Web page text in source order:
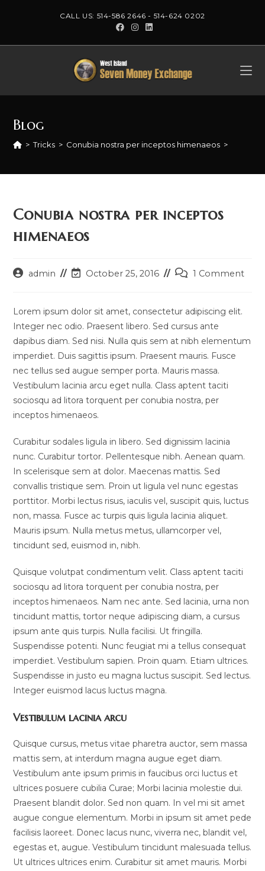
CALL US: 514-586 2646 - 514-624 0202
Blog
> Tricks > Conubia nostra per inceptos himenaeos >
Conubia nostra per inceptos
himenaeos
Postadmin
PostOctober 25, 2016
Post1 Comment
Lorem ipsum dolor sit amet, consectetur adipiscing elit.
Integer nec odio. Praesent libero. Sed cursus ante
dapibus diam. Sed nisi. Nulla quis sem at nibh elementum
imperdiet. Duis sagittis ipsum. Praesent mauris. Fusce
nec tellus sed augue semper porta. Mauris massa.
Vestibulum lacinia arcu eget nulla. Class aptent taciti
sociosqu ad litora torquent per conubia nostra, per
inceptos himenaeos.
Curabitur sodales ligula in libero. Sed dignissim lacinia
nunc. Curabitur tortor. Pellentesque nibh. Aenean quam.
In scelerisque sem at dolor. Maecenas mattis. Sed
convallis tristique sem. Proin ut ligula vel nunc egestas
porttitor. Morbi lectus risus, iaculis vel, suscipit quis, luctus
non, massa. Fusce ac turpis quis ligula lacinia aliquet.
Mauris ipsum. Nulla metus metus, ullamcorper vel,
tincidunt sed, euismod in, nibh.
Quisque volutpat condimentum velit. Class aptent taciti
sociosqu ad litora torquent per conubia nostra, per
inceptos himenaeos. Nam nec ante. Sed lacinia, urna non
tincidunt mattis, tortor neque adipiscing diam, a cursus
ipsum ante quis turpis. Nulla facilisi. Ut fringilla.
Suspendisse potenti. Nunc feugiat mi a tellus consequat
imperdiet. Vestibulum sapien. Proin quam. Etiam ultrices.
Suspendisse in justo eu magna luctus suscipit. Sed lectus.
Integer euismod lacus luctus magna.
Vestibulum lacinia arcu
Quisque cursus, metus vitae pharetra auctor, sem massa
mattis sem, at interdum magna augue eget diam.
Vestibulum ante ipsum primis in faucibus orci luctus et
ultrices posuere cubilia Curae; Morbi lacinia molestie dui.
Praesent blandit dolor. Sed non quam. In vel mi sit amet
augue congue elementum. Morbi in ipsum sit amet pede
facilisis laoreet. Donec lacus nunc, viverra nec, blandit vel,
egestas et, augue. Vestibulum tincidunt malesuada tellus.
Ut ultrices ultrices enim. Curabitur sit amet mauris. Morbi